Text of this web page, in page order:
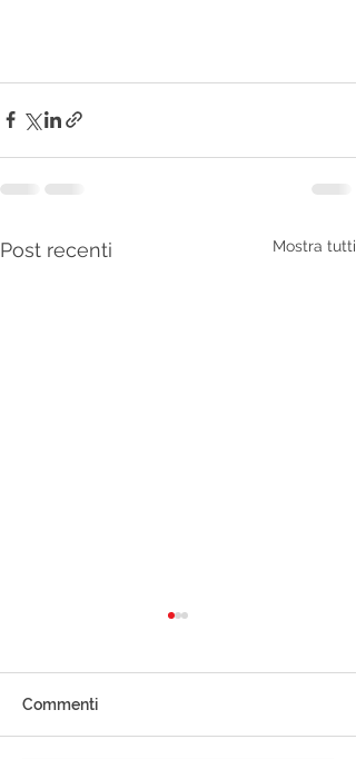
Post recenti Mostra tutti
Commenti